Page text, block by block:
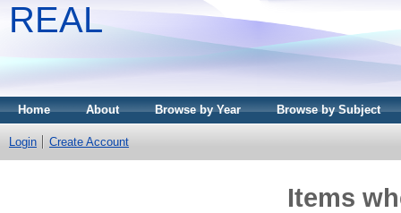
REAL
Home About Browse by Year Browse by Subject
Login Create Account
Items